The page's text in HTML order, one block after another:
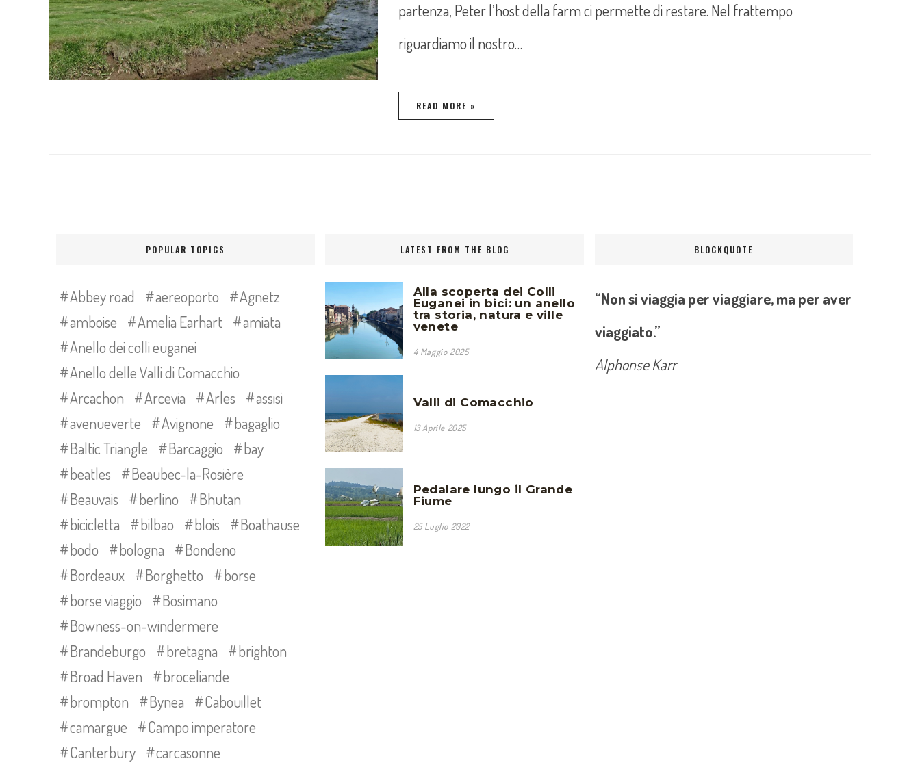
partenza, Peter l’host della farm ci permette di restare. Nel frattempo
riguardiamo il nostro…
READ MORE »
POPULAR TOPICS
Abbey road aereoporto
Agnetz
amboise
Amelia Earhart
amiata
Anello dei colli euganei
Anello delle Valli di Comacchio
Arcachon
Arcevia Arles
assisi
avenueverte
Avignone
bagaglio
Baltic Triangle
Barcaggio
bay
beatles
Beaubec-la-Rosière
Beauvais
berlino
Bhutan
bicicletta
bilbao blois
Boathause
bodo
bologna
Bondeno
Bordeaux
Borghetto
borse
borse viaggio
Bosimano
Bowness-on-windermere
Brandeburgo
bretagna
brighton
Broad Haven
broceliande
brompton
Bynea
Cabouillet
camargue
Campo imperatore
Canterbury
carcasonne
LATEST FROM THE BLOG
Alla scoperta dei Colli
Euganei in bici: un anello
tra storia, natura e ville
venete
4 Maggio 2025
Valli di Comacchio
13 Aprile 2025
Pedalare lungo il Grande
Fiume
25 Luglio 2022
BLOCKQUOTE
“Non si viaggia per viaggiare, ma per aver
viaggiato.”
Alphonse Karr